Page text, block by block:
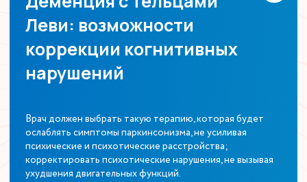
Леви: возможности
коррекции когнитивных
нарушений
Врач должен выбрать такую терапию, которая будет
ослаблять симптомы паркинсонизма, не усиливая
психические и психотические расстройства;
корректировать психотические нарушения, не вызывая
ухудшения двигательных функций.